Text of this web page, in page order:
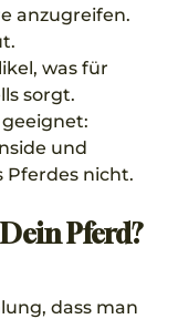
anzugreifen.
was für
sorgt.
geeignet:
und
Pferdes nicht.
Pferd?
dass man